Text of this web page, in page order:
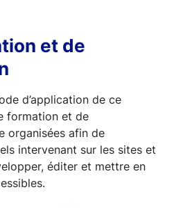
et de
d’application de ce
formation et de
organisées afin de
intervenant sur les sites et
éditer et mettre en